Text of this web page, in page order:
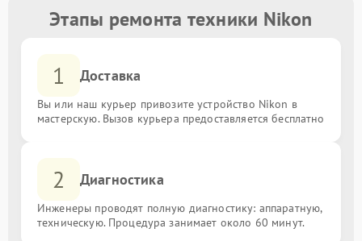
Этапы ремонта техники Nikon
1 Доставка
Вы или наш курьер привозите устройство Nikon в
мастерскую. Вызов курьера предоставляется бесплатно
2 Диагностика
Инженеры проводят полную диагностику: аппаратную,
техническую. Процедура занимает около 60 минут.